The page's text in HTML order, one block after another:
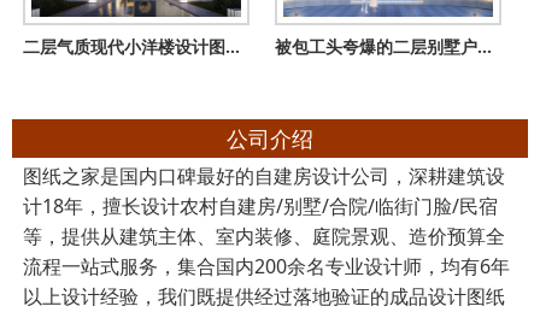
二层气质现代小洋楼设计图，堪比城市别墅，全村最美没商量 被包工头夸爆的二层别墅户型！建好未来几年必火
公司介绍
图纸之家是国内口碑最好的自建房设计公司，深耕建筑设
计18年，擅长设计农村自建房/别墅/合院/临街门脸/民宿
等，提供从建筑主体、室内装修、庭院景观、造价预算全
流程一站式服务，集合国内200余名专业设计师，均有6年
以上设计经验，我们既提供经过落地验证的成品设计图纸